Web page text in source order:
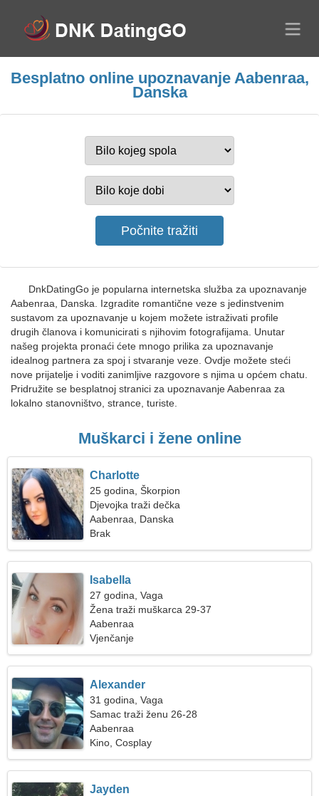
Besplatno online upoznavanje Aabenraa,
Danska
DnkDatingGo je popularna internetska služba za upoznavanje
Aabenraa, Danska. Izgradite romantične veze s jedinstvenim
sustavom za upoznavanje u kojem možete istraživati profile
drugih članova i komunicirati s njihovim fotografijama. Unutar
našeg projekta pronaći ćete mnogo prilika za upoznavanje
idealnog partnera za spoj i stvaranje veze. Ovdje možete steći
nove prijatelje i voditi zanimljive razgovore s njima u općem chatu.
Pridružite se besplatnoj stranici za upoznavanje Aabenraa za
lokalno stanovništvo, strance, turiste.
Muškarci i žene online
Charlotte
25 godina, Škorpion
Djevojka traži dečka
Aabenraa, Danska
Brak
Isabella
27 godina, Vaga
Žena traži muškarca 29-37
Aabenraa
Vjenčanje
Alexander
31 godina, Vaga
Samac traži ženu 26-28
Aabenraa
Kino, Cosplay
Jayden